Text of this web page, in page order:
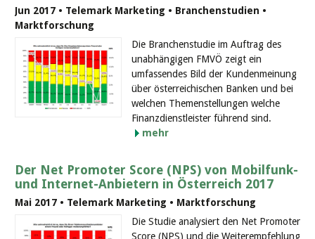
Jun 2017 • Telemark Marketing • Branchenstudien •
Marktforschung
Die Branchenstudie im Auftrag des
unabhängigen FMVÖ zeigt ein
umfassendes Bild der Kundenmeinung
über österreichischen Banken und bei
welchen Themenstellungen welche
Finanzdienstleister führend sind.
mehr
Der Net Promoter Score (NPS) von Mobilfunk-
und Internet-Anbietern in Österreich 2017
Mai 2017 • Telemark Marketing • Marktforschung
Die Studie analysiert den Net Promoter
Score (NPS) und die Weiterempfehlung